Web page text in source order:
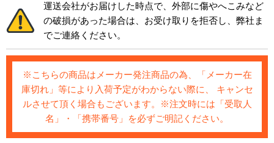
運送会社がお届けした時点で、外部に傷やへこみなど
の破損があった場合は、お受け取りを拒否し、弊社ま
でご連絡ください。
※こちらの商品はメーカー発注商品の為、「メーカー在
庫切れ」等により入荷予定がわからない際に、 キャンセ
ルさせて頂く場合もございます。※注文時には「受取人
名」・「携帯番号」を必ずご明記ください。